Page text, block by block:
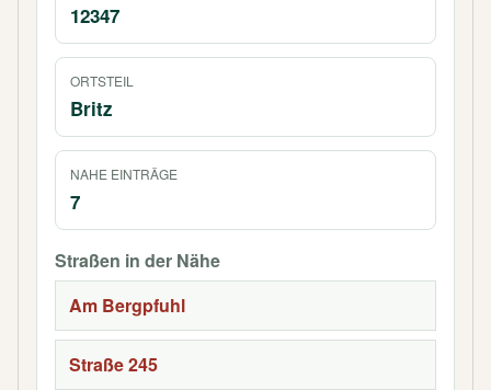
12347
ORTSTEIL
Britz
NAHE EINTRÄGE
7
Straßen in der Nähe
Am Bergpfuhl
Straße 245